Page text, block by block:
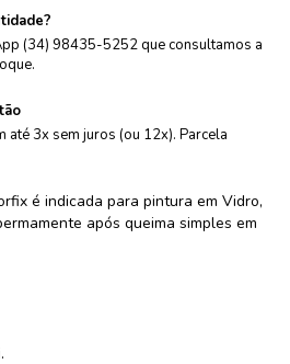
(34) 98435-5252 que consultamos a
até 3x sem juros (ou 12x). Parcela
é indicada para pintura em Vidro,
após queima simples em